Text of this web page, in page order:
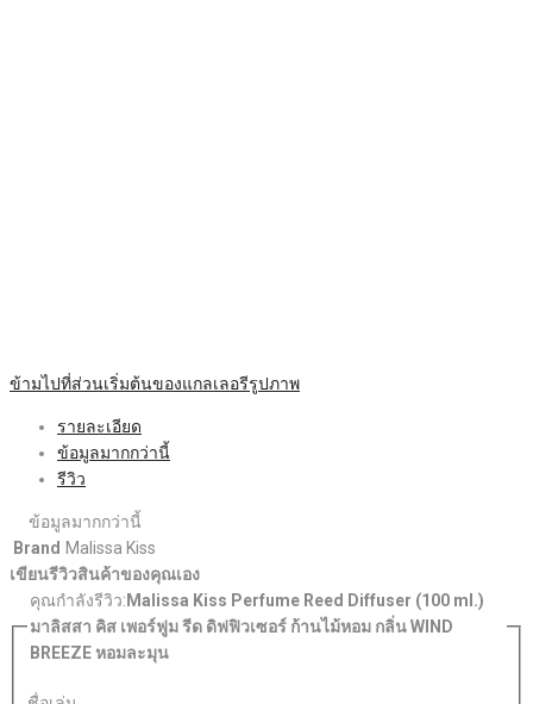
ข้ามไปที่ส่วนเริ่มต้นของแกลเลอรีรูปภาพ
รายละเอียด
ข้อมูลมากกว่านี้
รีวิว
ข้อมูลมากกว่านี้
Brand Malissa Kiss
เขียนรีวิวสินค้าของคุณเอง
คุณกำลังรีวิว:Malissa Kiss Perfume Reed Diffuser (100 ml.)
มาลิสสา คิส เพอร์ฟูม รีด ดิฟฟิวเซอร์ ก้านไม้หอม กลิ่น WIND
BREEZE หอมละมุน